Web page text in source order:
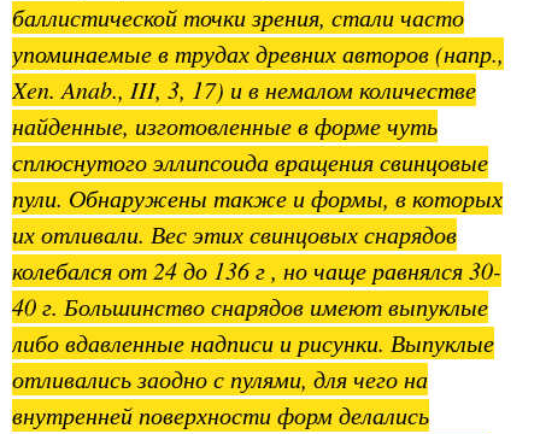
баллистической точки зрения, стали часто
упоминаемые в трудах древних авторов (напр.,
Xen. Anab., III, 3, 17) и в немалом количестве
найденные, изготовленные в форме чуть
сплюснутого эллипсоида вращения свинцовые
пули. Обнаружены также и формы, в которых
их отливали. Вес этих свинцовых снарядов
колебался от 24 до 136 г , но чаще равнялся 30-
40 г. Большинство снарядов имеют выпуклые
либо вдавленные надписи и рисунки. Выпуклые
отливались заодно с пулями, для чего на
внутренней поверхности форм делались